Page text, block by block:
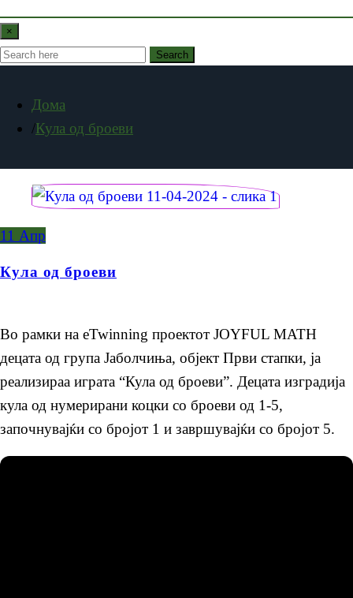
×
Search
Дома
Кула од броеви
11 Апр
Кула од броеви
Во рамки на eTwinning проектот JOYFUL MATH
децата од група Јаболчиња, објект Први стапки, ја
реализираа играта “Кула од броеви”. Децата изградија
кула од нумерирани коцки со броеви од 1-5,
започнувајќи со бројот 1 и завршувајќи со бројот 5.